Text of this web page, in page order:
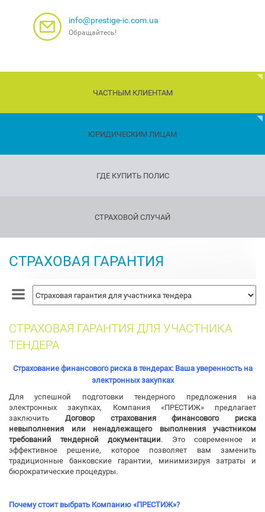
info@prestige-ic.com.ua
Обращайтесь!
ЧАСТНЫМ КЛИЕНТАМ
и
здоровья
Страхование
собак
ЮРИДИЧЕСКИМ ЛИЦАМ
ГДЕ КУПИТЬ ПОЛИС
СТРАХОВОЙ СЛУЧАЙ
СТРАХОВАЯ ГАРАНТИЯ
СТРАХОВАЯ ГАРАНТИЯ ДЛЯ УЧАСТНИКА
ТЕНДЕРА
Страхование финансового риска в тендерах: Ваша уверенность на
электронных закупках
Для успешной подготовки тендерного предложения на
электронных закупках, Компания «ПРЕСТИЖ» предлагает
заключить Договор страхования финансового риска
невыполнения или ненадлежащего выполнения участником
требований тендерной документации. Это современное и
эффективное решение, которое позволяет вам заменить
традиционные банковские гарантии, минимизируя затраты и
бюрократические процедуры.
Почему стоит выбрать Компанию «ПРЕСТИЖ»?